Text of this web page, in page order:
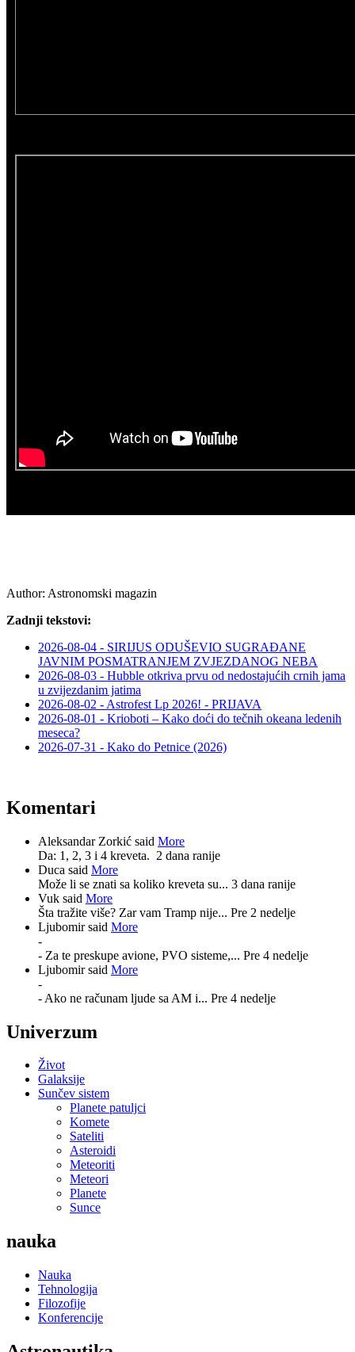
Author: Astronomski magazin
Zadnji tekstovi:
2026-08-04 - SIRIJUS ODUŠEVIO SUGRAĐANE
JAVNIM POSMATRANJEM ZVJEZDANOG NEBA
2026-08-03 - Hubble otkriva prvu od nedostajućih crnih jama
u zvijezdanim jatima
2026-08-02 - Astrofest Lp 2026! - PRIJAVA
2026-08-01 - Krioboti – Kako doći do tečnih okeana ledenih
meseca?
2026-07-31 - Kako do Petnice (2026)
Komentari
Aleksandar Zorkić said More
Da: 1, 2, 3 i 4 kreveta. 2 dana ranije
Duca said More
Može li se znati sa koliko kreveta su... 3 dana ranije
Vuk said More
Šta tražite više? Zar vam Tramp nije... Pre 2 nedelje
Ljubomir said More
-
- Za te preskupe avione, PVO sisteme,... Pre 4 nedelje
Ljubomir said More
-
- Ako ne računam ljude sa AM i... Pre 4 nedelje
Univerzum
Život
Galaksije
Sunčev sistem
Planete patuljci
Komete
Sateliti
Asteroidi
Meteoriti
Meteori
Planete
Sunce
nauka
Nauka
Tehnologija
Filozofije
Konferencije